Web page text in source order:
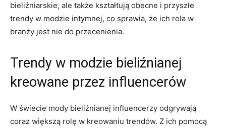
bieliźniarskie, ale także kształtują ‌obecne ​i przyszłe⁢
trendy w​ modzie ⁢intymnej, co sprawia, że ich⁣ rola w
branży jest‍ nie ⁢do przecenienia.
Trendy w ⁢modzie bieliźnianej
⁢kreowane przez influencerów
W świecie mody ‌bieliźnianej ⁢influencerzy odgrywają
coraz większą​ rolę w kreowaniu ⁤trendów. Z⁣ ich pomocą